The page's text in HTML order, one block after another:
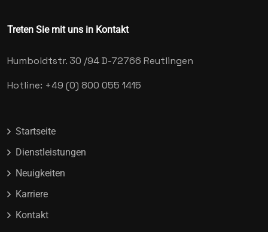
Treten Sie mit uns in Kontakt
Humboldtstr. 30 /94D-72766 Reutlingen
Hotline: +49 (0) 800 055 1415
Startseite
Dienstleistungen
Neuigkeiten
Karriere
Kontakt